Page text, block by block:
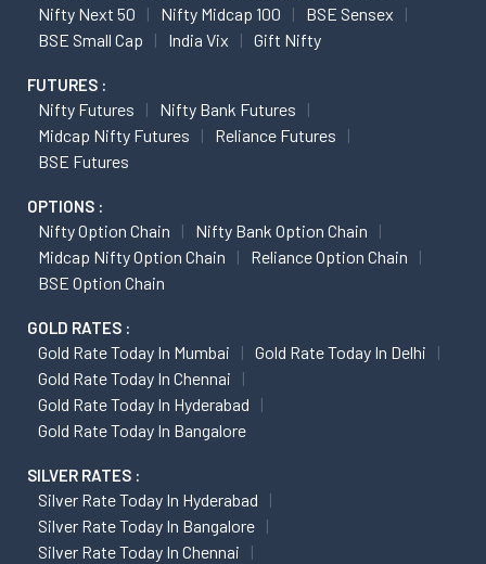
Nifty Next 50
Nifty Midcap 100
BSE Sensex
BSE Small Cap
India Vix Gift Nifty
FUTURES :
Nifty Futures
Nifty Bank Futures
Midcap Nifty Futures
Reliance Futures
BSE Futures
OPTIONS :
Nifty Option Chain
Nifty Bank Option Chain
Midcap Nifty Option Chain
Reliance Option Chain
BSE Option Chain
GOLD RATES :
Gold Rate Today In Mumbai
Gold Rate Today In Delhi
Gold Rate Today In Chennai
Gold Rate Today In Hyderabad
Gold Rate Today In Bangalore
SILVER RATES :
Silver Rate Today In Hyderabad
Silver Rate Today In Bangalore
Silver Rate Today In Chennai